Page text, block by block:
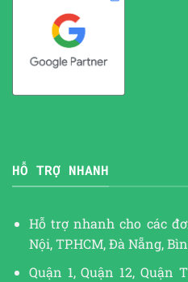
HỖ TRỢ NHANH
Hỗ trợ nhanh cho các
Nội, TP.HCM, Đà Nẵng,
Quận 1, Quận 12, Quận